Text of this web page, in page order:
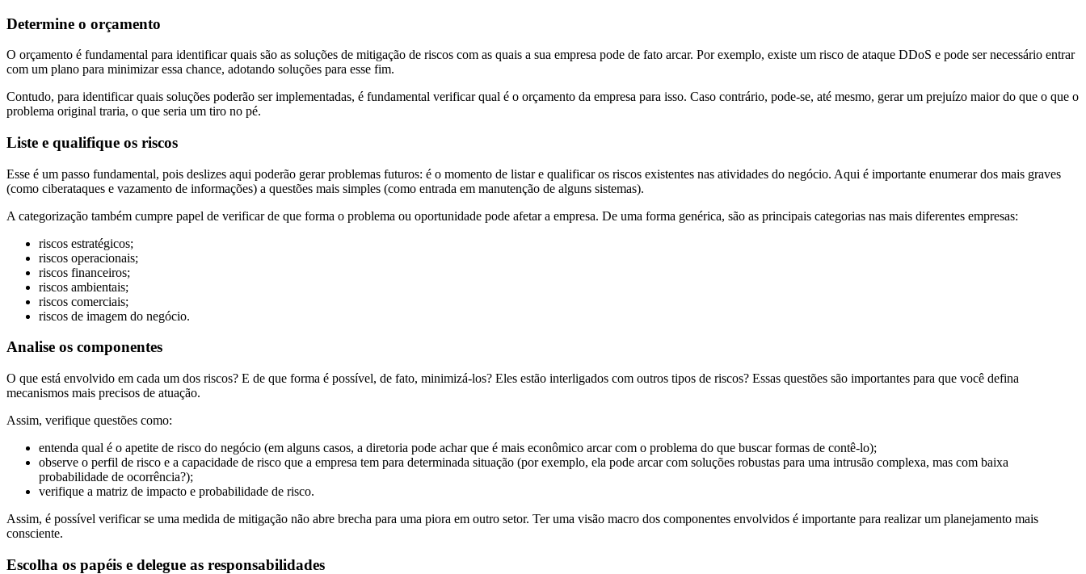
Determine o orçamento
O orçamento é fundamental para identificar quais são as soluções de mitigação de riscos com as quais a sua empresa pode de fato arcar. Por exemplo, existe um risco de ataque DDoS e pode ser necessário entrar
com um plano para minimizar essa chance, adotando soluções para esse fim.
Contudo, para identificar quais soluções poderão ser implementadas, é fundamental verificar qual é o orçamento da empresa para isso. Caso contrário, pode-se, até mesmo, gerar um prejuízo maior do que o que o
problema original traria, o que seria um tiro no pé.
Liste e qualifique os riscos
Esse é um passo fundamental, pois deslizes aqui poderão gerar problemas futuros: é o momento de listar e qualificar os riscos existentes nas atividades do negócio. Aqui é importante enumerar dos mais graves
(como ciberataques e vazamento de informações) a questões mais simples (como entrada em manutenção de alguns sistemas).
A categorização também cumpre papel de verificar de que forma o problema ou oportunidade pode afetar a empresa. De uma forma genérica, são as principais categorias nas mais diferentes empresas:
riscos estratégicos;
riscos operacionais;
riscos financeiros;
riscos ambientais;
riscos comerciais;
riscos de imagem do negócio.
Analise os componentes
O que está envolvido em cada um dos riscos? E de que forma é possível, de fato, minimizá-los? Eles estão interligados com outros tipos de riscos? Essas questões são importantes para que você defina
mecanismos mais precisos de atuação.
Assim, verifique questões como:
entenda qual é o apetite de risco do negócio (em alguns casos, a diretoria pode achar que é mais econômico arcar com o problema do que buscar formas de contê-lo);
observe o perfil de risco e a capacidade de risco que a empresa tem para determinada situação (por exemplo, ela pode arcar com soluções robustas para uma intrusão complexa, mas com baixa
probabilidade de ocorrência?);
verifique a matriz de impacto e probabilidade de risco.
Assim, é possível verificar se uma medida de mitigação não abre brecha para uma piora em outro setor. Ter uma visão macro dos componentes envolvidos é importante para realizar um planejamento mais
consciente.
Escolha os papéis e delegue as responsabilidades